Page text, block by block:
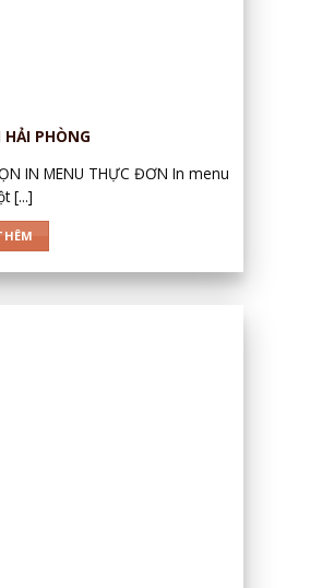
PHÒNG
IN MENU THỰC ĐƠN In menu
[...]